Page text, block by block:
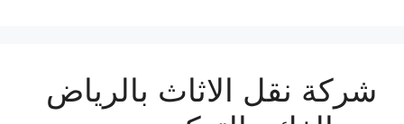
شركة نقل الاثاث بالرياض